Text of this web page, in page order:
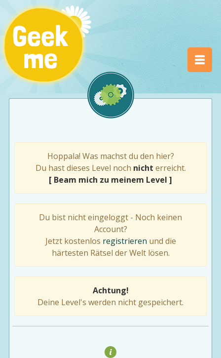
Hoppala! Was machst du den hier?
Du hast dieses Level noch nicht erreicht.
[ Beam mich zu meinem Level ]
Du bist nicht eingeloggt - Noch keinen
Account?
Jetzt kostenlos registrieren und die
härtesten Rätsel der Welt lösen.
Achtung!
Deine Level's werden nicht gespeichert.